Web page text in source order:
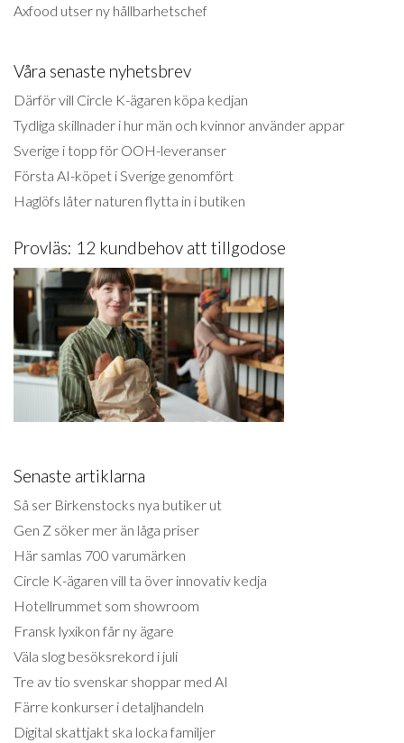
Axfood utser ny hållbarhetschef
Våra senaste nyhetsbrev
Därför vill Circle K-ägaren köpa kedjan
Tydliga skillnader i hur män och kvinnor använder appar
Sverige i topp för OOH-leveranser
Första AI-köpet i Sverige genomfört
Haglöfs låter naturen flytta in i butiken
Provläs: 12 kundbehov att tillgodose
Senaste artiklarna
Så ser Birkenstocks nya butiker ut
Gen Z söker mer än låga priser
Här samlas 700 varumärken
Circle K-ägaren vill ta över innovativ kedja
Hotellrummet som showroom
Fransk lyxikon får ny ägare
Väla slog besöksrekord i juli
Tre av tio svenskar shoppar med AI
Färre konkurser i detaljhandeln
Digital skattjakt ska locka familjer